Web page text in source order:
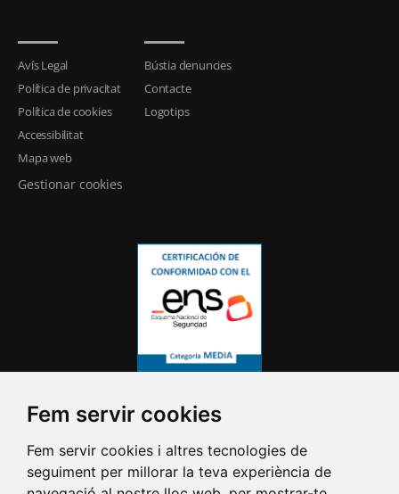
Fem servir cookies
Fem servir cookies i altres tecnologies de
seguiment per millorar la teva experiència de
Avís Legal
Política de privacitat
Política de cookies
Accessibilitat
Mapa web
Gestionar cookies
Bústia denuncies
Contacte
Logotips